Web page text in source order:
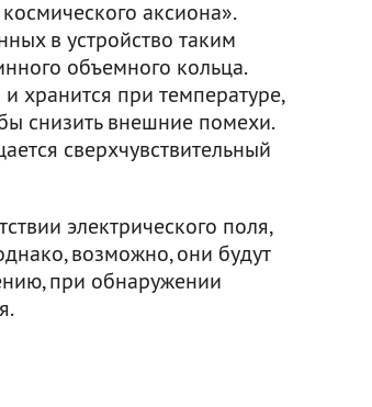
аксиона».
в устройство таким
объемного кольца.
хранится при температуре,
снизить внешние помехи.
сверхчувствительный
электрического поля,
возможно, они будут
при обнаружении